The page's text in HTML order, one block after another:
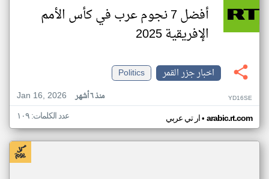
أفضل 7 نجوم عرب في كأس الأمم
الإفريقية 2025
اخبار جزر القمر
Politics
Jan 16, 2026
منذ ٦ أشهر YD16SE
ار تي عربي• arabic.rt.com عدد الكلمات: ١٠٩